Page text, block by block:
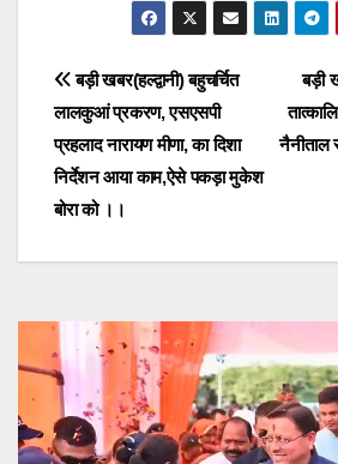
Post
navigation
बड़ी
नैनीताल
बड़ी खबर(हल्द्वानी) बहुचर्चित
लालकुआं प्रकरण, एसएसपी
प्रहलाद नारायण मीणा, का दिशा
निर्देशन आया काम,ऐसे पकड़ा मुकेश
बोरा को ।।